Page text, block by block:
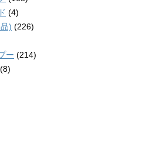
(4)
) (226)
ー (214)
(8)